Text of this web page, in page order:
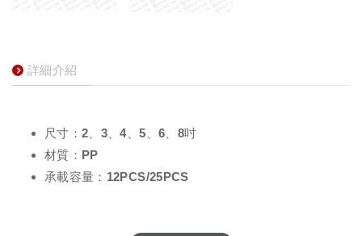
詳細介紹
尺寸：2、3、4、5、6、8吋
材質：PP
承載容量：12PCS/25PCS